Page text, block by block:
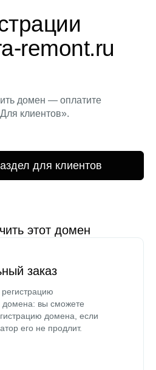
remont.ru
домен — оплатите
клиентов».
для клиентов
этот домен
заказ
вы сможете
домена, если
его не продлит.